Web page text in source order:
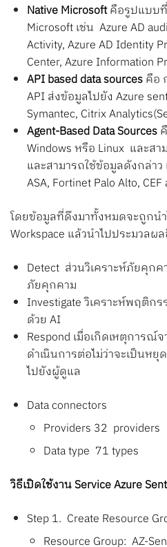
Native Microsoftคือรูปแบบที่
Microsoft เช่น Azure AD
Activity, Azure AD Identity
Center, Azure Information
API based data sourcesคือ
API ส่งข้อมูลไปยัง Azure
Symantec, Citrix
Agent-Based Data Sources
Windows หรือ Linux และส
และสามารถใช้ข้อมูลดังกล่าว
ASA, Fortinet Palo Alto,
โดยข้อมูลที่ดึงมาทั้งหมดจะถูกนำ
Workspace แล้วนำไปประมวลผ
Detect ส่วนวิเคราะห์ภัยคุก
ภัยคุกคาม
Investigate วิเคราะห์พฤติก
ด้วย AI
Respond เมื่อเกิดเหตุการณ์
ดำเนินการต่อไม่ว่าจะเป็นห
ไปยังผู้ดูแล
Data connectors
Providers 32 providers
Data type 71 types
วิธีเปิดใช้งาน Service Azure
Step 1. Create Resource
Resource Group: AZ-